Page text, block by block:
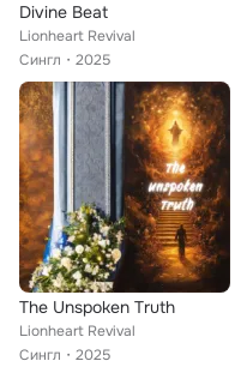
Divine Beat
Lionheart Revival
Сингл
2025
The Unspoken Truth
Lionheart Revival
Сингл
2025